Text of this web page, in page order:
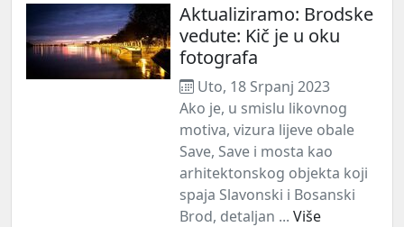
Aktualiziramo: Brodske
vedute: Kič je u oku
fotografa
Uto, 18 Srpanj 2023
Ako je, u smislu likovnog
motiva, vizura lijeve obale
Save, Save i mosta kao
arhitektonskog objekta koji
spaja Slavonski i Bosanski
Brod, detaljan ... Više